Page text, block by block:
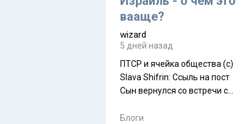
вааще?
wizard
5 дней назад
ПТСР и ячейка общества (с)
Slava Shifrin: Ссыль на пост
Сын вернулся со встречи с
уже, как демобилизовались,
Блоги